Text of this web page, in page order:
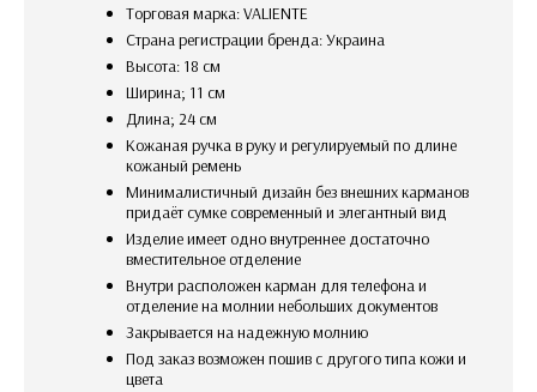
Торговая марка: VALIENTE
Страна регистрации бренда: Украина
Высота: 18 см
Ширина; 11 см
Длина; 24 см
кожаная ручка в руку и регулируемый по длине
кожаный ремень
Минималистичный дизайн без внешних карманов
придаёт сумке современный и элегантный вид
изделие имеет одно внутреннее достаточно
вместительное отделение
внутри расположен карман для телефона и
отделение на молнии небольших документов
закрывается на надежную молнию
Под заказ возможен пошив с другого типа кожи и
цвета